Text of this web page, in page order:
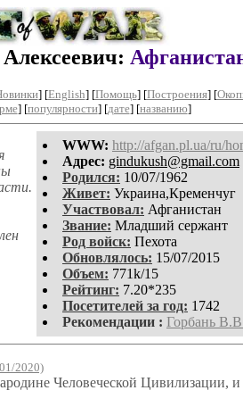
] [English] [Помощь] [Построения] [
] [популярности] [дате] [названию]
WWW: http://afgan.pl.ua/ru/
Aдpeс: gindukush@gmail.com
Родился: 10/07/1962
Живет: Украина,Кременчуг
Участвовал: Афганистан
Звание: Младший сержант
Род войск: Пехота
Обновлялось: 15/07/2015
Объем: 771k/15
Рейтинг: 7.20*235
Посетителей за год: 1742
Рекомендации : Горбань
2020)
Человеческой Цивилизации,